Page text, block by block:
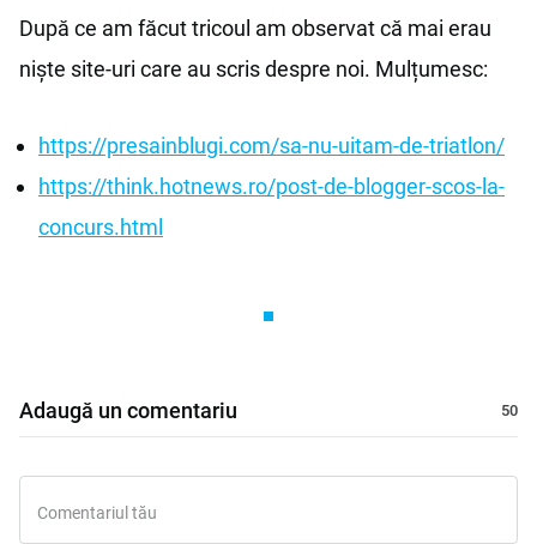
După ce am făcut tricoul am observat că mai erau
niște site-uri care au scris despre noi. Mulțumesc:
https://presainblugi.com/sa-nu-uitam-de-triatlon/
https://think.hotnews.ro/post-de-blogger-scos-la-
concurs.html
Adaugă un comentariu